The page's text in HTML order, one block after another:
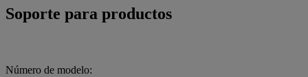
Soporte para productos
Número de modelo: